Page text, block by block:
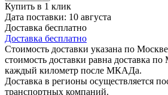
Купить в 1 клик
Дата поставки: 10 августа
Доставка бесплатно
Доставка бесплатно
Стоимость доставки указана по
стоимость доставки равна доставка
каждый километр после МКАДа.
Доставка в регионы осуществляется
транспортных компаний.